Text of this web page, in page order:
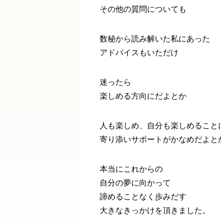
その他の質問についても
数秘から読み解いた私にあった
アドバイスもいただけ
迷ったら
楽しめる方向にだよとか
人も楽しめ、自分も楽しめること
寄り添いサポートがかなめだよと
本当にこれからの
自分の夢に向かって
諦めることなく歩みだす
大きなきっかけを頂きました。